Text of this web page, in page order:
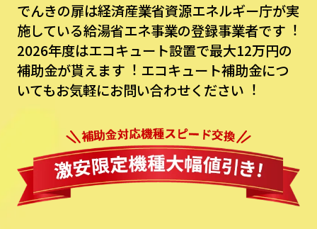
でんきの扉は経済産業省資源エネルギー庁が実
施している給湯省エネ事業の登録事業者です︕
2026年度はエコキュート設置で最⼤12万円の
補助⾦が貰えます︕ エコキュート補助⾦につ
いてもお気軽にお問い合わせください︕